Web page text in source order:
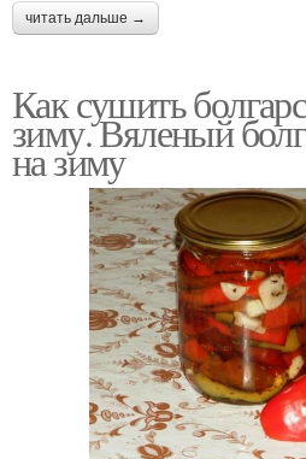
читать дальше →
Как сушить
зиму. Вяленый
на зиму